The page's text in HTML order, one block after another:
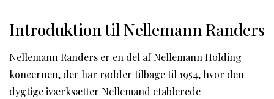
Introduktion til Nellemann Randers
Nellemann Randers er en del af Nellemann Holding
koncernen, der har rødder tilbage til 1954, hvor den
dygtige iværksætter Nellemand etablerede